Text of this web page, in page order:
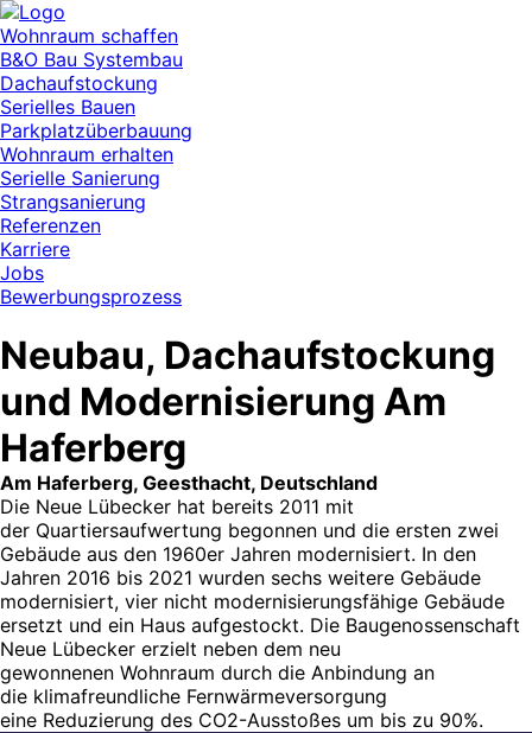
Wohnraum schaffen
B&O Bau Systembau
Dachaufstockung
Serielles Bauen
Parkplatzüberbauung
Wohnraum erhalten
Serielle Sanierung
Strangsanierung
Referenzen
Karriere
Jobs
Bewerbungsprozess
Neubau, Dachaufstockung
und Modernisierung Am
Haferberg
Am Haferberg, Geesthacht, Deutschland
Die Neue Lübecker hat bereits 2011 mit
der Quartiersaufwertung begonnen und die ersten zwei
Gebäude aus den 1960er Jahren modernisiert. In den
Jahren 2016 bis 2021 wurden sechs weitere Gebäude
modernisiert, vier nicht modernisierungsfähige Gebäude
ersetzt und ein Haus aufgestockt. Die Baugenossenschaft
Neue Lübecker erzielt neben dem neu
gewonnenen Wohnraum durch die Anbindung an
die klimafreundliche Fernwärmeversorgung
eine Reduzierung des CO2-Ausstoßes um bis zu 90%.​